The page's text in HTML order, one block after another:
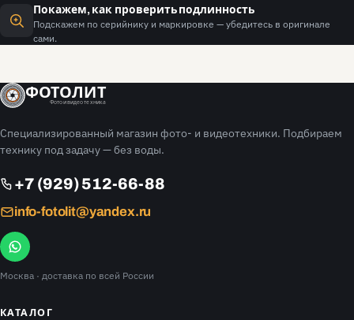
Покажем, как проверить подлинность
Подскажем по серийнику и маркировке — убедитесь в оригинале
сами.
ФОТОЛИТ
Фото и видео техника
Специализированный магазин фото- и видеотехники. Подбираем
технику под задачу — без воды.
+7 (929) 512-66-88
info-fotolit@yandex.ru
Москва · доставка по всей России
КАТАЛОГ